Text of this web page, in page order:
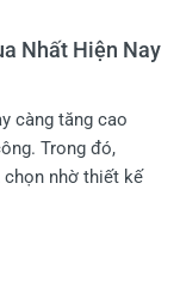
Nhất Hiện Nay
càng tăng cao
Trong đó,
nhờ thiết kế
được đánh giá